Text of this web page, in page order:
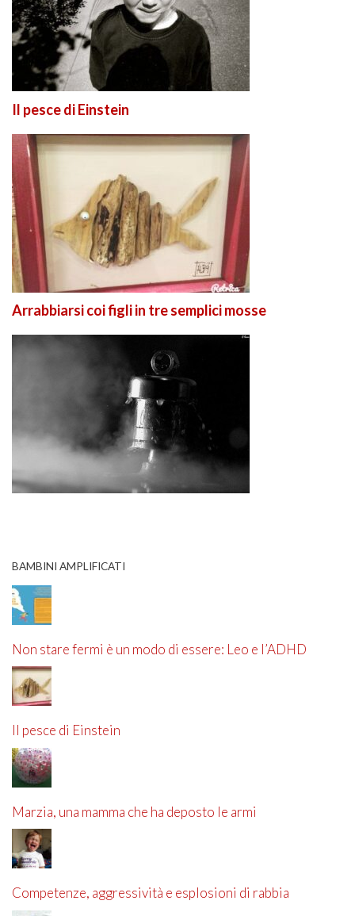
Il pesce di Einstein
Arrabbiarsi coi figli in tre semplici mosse
BAMBINI AMPLIFICATI
Non stare fermi è un modo di essere: Leo e l’ADHD
Il pesce di Einstein
Marzia, una mamma che ha deposto le armi
Competenze, aggressività e esplosioni di rabbia